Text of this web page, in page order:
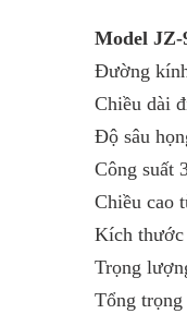
Model
Đường
Chiều dài
Độ sâu
Công suất
Chiều cao
Kích thước
Trọng
Tổng